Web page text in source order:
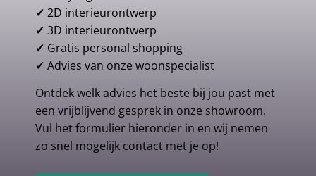
✓ 2D interieurontwerp
✓ 3D interieurontwerp
✓ Gratis personal shopping
✓ Advies van onze woonspecialist
Ontdek welk advies het beste bij jou past met
een vrijblijvend gesprek in onze showroom.
Vul het formulier hieronder in en wij nemen
zo snel mogelijk contact met je op!